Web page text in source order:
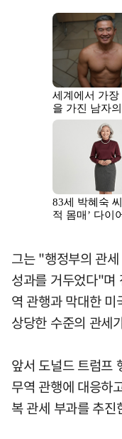
그는 "행정부의 관
성과를 거두었다"며
역 관행과 막대한
상당한 수준의 관세
앞서 도널드 트럼프
무역 관행에 대응하
복 관세 부과를 추진